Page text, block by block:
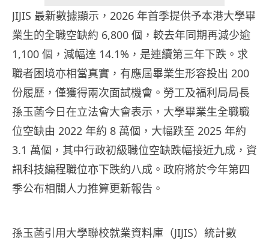
JIJIS 最新數據顯示，2026 年首季提供予本港大學畢
業生的全職空缺約 6,800 個，較去年同期再減少逾
1,100 個，減幅達 14.1%，是連續第三年下跌。求
職者困境亦相當真實，有應屆畢業生形容投出 200
份履歷，僅獲得兩次面試機會。勞工及福利局局長
孫玉菡今日在立法會大會表示，大學畢業生全職職
位空缺由 2022 年約 8 萬個，大幅跌至 2025 年約
3.1 萬個，其中行政初級職位空缺跌幅接近九成，資
訊科技編程職位亦下跌約八成。政府將於今年第四
季公布相關人力推算更新報告。
孫玉菡引用大學聯校就業資料庫（JIJIS）統計數